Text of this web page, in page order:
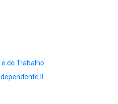
do Trabalho
II